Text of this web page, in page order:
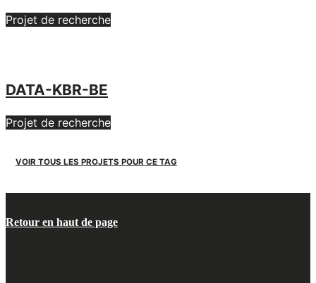
Projet de recherche
DATA-KBR-BE
Projet de recherche
VOIR TOUS LES PROJETS POUR CE TAG
Retour en haut de page